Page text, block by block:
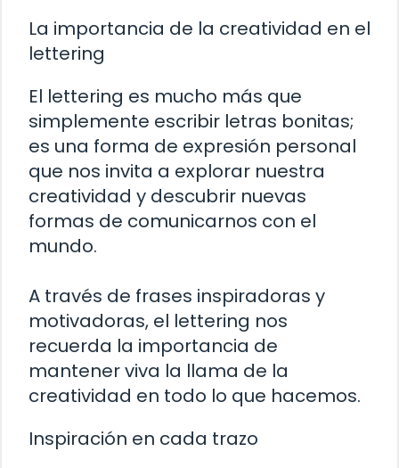
La importancia de la creatividad en el
lettering
El lettering es mucho más que
simplemente escribir letras bonitas;
es una forma de expresión personal
que nos invita a explorar nuestra
creatividad y descubrir nuevas
formas de comunicarnos con el
mundo.
A través de frases inspiradoras y
motivadoras, el lettering nos
recuerda la importancia de
mantener viva la llama de la
creatividad en todo lo que hacemos.
Inspiración en cada trazo